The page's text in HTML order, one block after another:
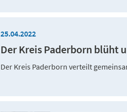
25.04.2022
Der Kreis Paderborn blüht
Der Kreis Paderborn verteilt